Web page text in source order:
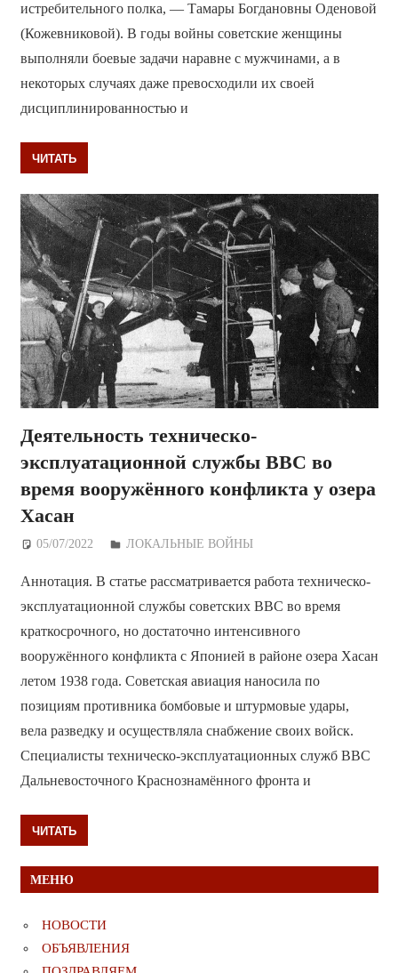
истребительного полка, — Тамары Богдановны Оденовой
(Кожевниковой). В годы войны советские женщины
выполняли боевые задачи наравне с мужчинами, а в
некоторых случаях даже превосходили их своей
дисциплинированностью и
ЧИТАТЬ
Деятельность техническо-
эксплуатационной службы ВВС во
время вооружённого конфликта у озера
Хасан
05/07/2022 Дежурный по Редакции
ЛОКАЛЬНЫЕ ВОЙНЫ
Аннотация. В статье рассматривается работа техническо-
эксплуатационной службы советских ВВС во время
краткосрочного, но достаточно интенсивного
вооружённого конфликта с Японией в районе озера Хасан
летом 1938 года. Советская авиация наносила по
позициям противника бомбовые и штурмовые удары,
вела разведку и осуществляла снабжение своих войск.
Специалисты техническо-эксплуатационных служб ВВС
Дальневосточного Краснознамённого фронта и
ЧИТАТЬ
МЕНЮ
НОВОСТИ
ОБЪЯВЛЕНИЯ